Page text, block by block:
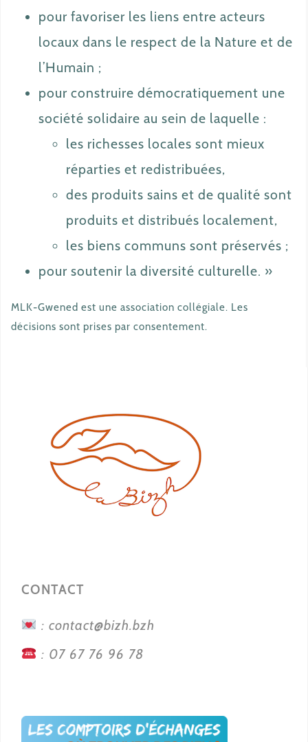
pour favoriser les liens entre acteurs
locaux dans le respect de la Nature et de
l’Humain ;
pour construire démocratiquement une
société solidaire au sein de laquelle :
les richesses locales sont mieux
réparties et redistribuées,
des produits sains et de qualité sont
produits et distribués localement,
les biens communs sont préservés ;
pour soutenir la diversité culturelle. »
MLK-Gwened est une association collégiale. Les
décisions sont prises par consentement.
CONTACT
: contact@bizh.bzh
: 07 67 76 96 78